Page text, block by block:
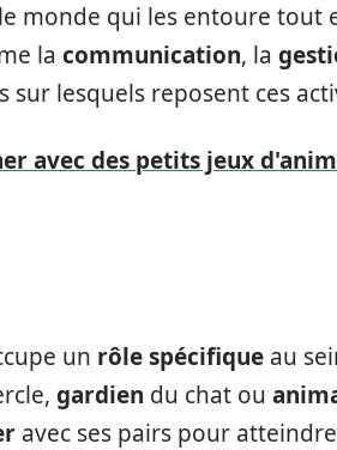
monde qui les entoure tout
la communication, la
sur lesquels reposent ces
avec des petits jeux
un rôle spécifique au
gardien du chat ou
avec ses pairs pour